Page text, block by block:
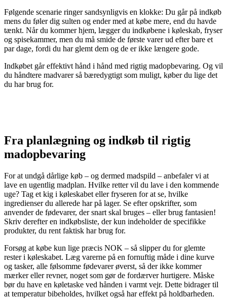
Følgende scenarie ringer sandsynligvis en klokke: Du går på indkøb
mens du føler dig sulten og ender med at købe mere, end du havde
tænkt. Når du kommer hjem, lægger du indkøbene i køleskab, fryser
og spisekammer, men du må smide de første varer ud efter bare et
par dage, fordi du har glemt dem og de er ikke længere gode.
Indkøbet går effektivt hånd i hånd med rigtig madopbevaring. Og vil
du håndtere madvarer så bæredygtigt som muligt, køber du lige det
du har brug for.
Fra planlægning og indkøb til rigtig
madopbevaring
For at undgå dårlige køb – og dermed madspild – anbefaler vi at
lave en ugentlig madplan. Hvilke retter vil du lave i den kommende
uge? Tag et kig i køleskabet eller fryseren for at se, hvilke
ingredienser du allerede har på lager. Se efter opskrifter, som
anvender de fødevarer, der snart skal bruges – eller brug fantasien!
Skriv derefter en indkøbsliste, der kun indeholder de specifikke
produkter, du rent faktisk har brug for.
Forsøg at købe kun lige præcis NOK – så slipper du for glemte
rester i køleskabet. Læg varerne på en fornuftig måde i dine kurve
og tasker, alle følsomme fødevarer øverst, så der ikke kommer
mærker eller revner, noget som gør de fordærver hurtigere. Måske
bør du have en køletaske ved hånden i varmt vejr. Dette bidrager til
at temperatur bibeholdes, hvilket også har effekt på holdbarheden.